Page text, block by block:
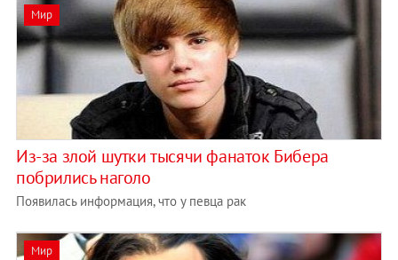
Мир
Из-за злой шутки тысячи фанаток Бибера
побрились наголо
Появилась информация, что у певца рак
Мир